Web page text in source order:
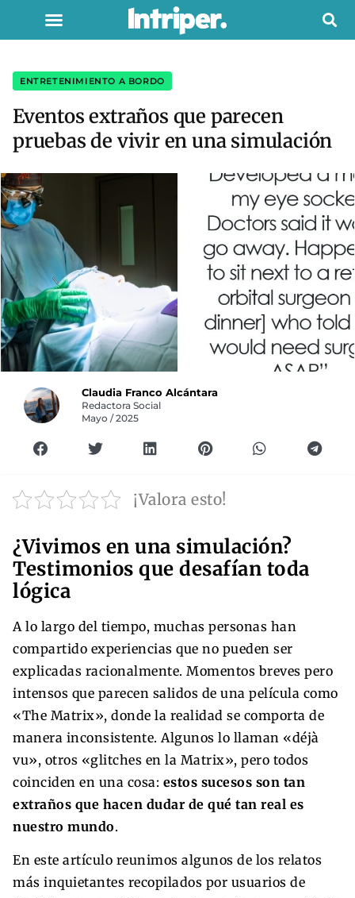
ENTRETENIMIENTO A BORDO
Eventos extraños que parecen
pruebas de vivir en una simulación
Claudia Franco Alcántara
Redactora Social
Mayo / 2025
¡Valora esto!
¿Vivimos en una simulación?
Testimonios que desafían toda
lógica
A lo largo del tiempo, muchas personas han
compartido experiencias que no pueden ser
explicadas racionalmente. Momentos breves pero
intensos que parecen salidos de una película como
«The Matrix», donde la realidad se comporta de
manera inconsistente. Algunos lo llaman «déjà
vu», otros «glitches en la Matrix», pero todos
coinciden en una cosa: estos sucesos son tan
extraños que hacen dudar de qué tan real es
nuestro mundo.
En este artículo reunimos algunos de los relatos
más inquietantes recopilados por usuarios de